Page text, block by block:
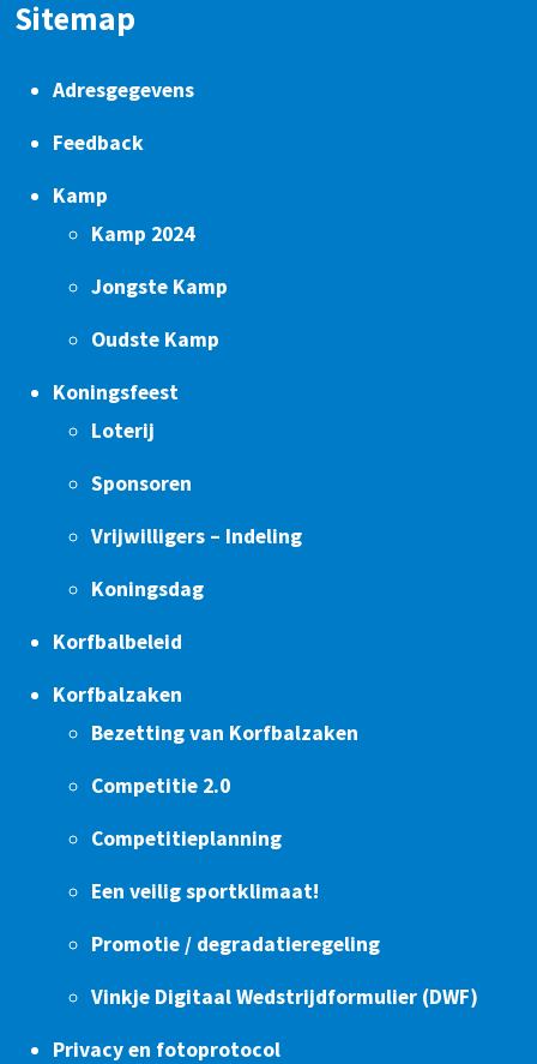
Sitemap
Adresgegevens
Feedback
Kamp
Kamp 2024
Jongste Kamp
Oudste Kamp
Koningsfeest
Loterij
Sponsoren
Vrijwilligers – Indeling
Koningsdag
Korfbalbeleid
Korfbalzaken
Bezetting van Korfbalzaken
Competitie 2.0
Competitieplanning
Een veilig sportklimaat!
Promotie / degradatieregeling
Vinkje Digitaal Wedstrijdformulier (DWF)
Privacy en fotoprotocol